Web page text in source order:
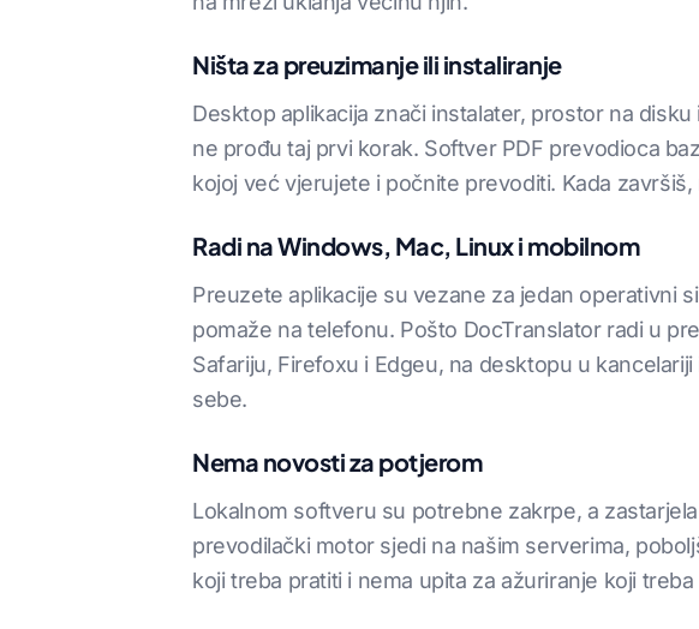
Ništa za preuzimanje ili instaliranje
Desktop aplikacija znači instalater, prostor na
ne prođu taj prvi korak. Softver PDF prevodioca
kojoj već vjerujete i počnite prevoditi. Kada
Radi na Windows, Mac, Linux i mobilnom
Preuzete aplikacije su vezane za jedan operativni
pomaže na telefonu. Pošto DocTranslator radi u
Safariju, Firefoxu i Edgeu, na desktopu u
sebe.
Nema novosti za potjerom
Lokalnom softveru su potrebne zakrpe, a
prevodilački motor sjedi na našim serverima,
koji treba pratiti i nema upita za ažuriranje koji